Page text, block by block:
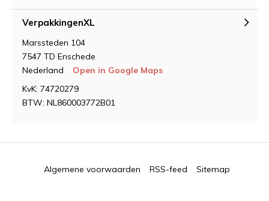
VerpakkingenXL
Marssteden 104
7547 TD Enschede
Nederland
Open in Google Maps
KvK: 74720279
BTW: NL860003772B01
Algemene voorwaarden RSS-feed Sitemap